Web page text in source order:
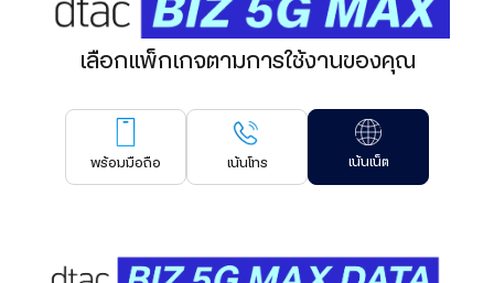
เลือกแพ็กเกจตามการใช้งานของคุณ
พร้อมมือถือ เน้นโทร เน้นเน็ต